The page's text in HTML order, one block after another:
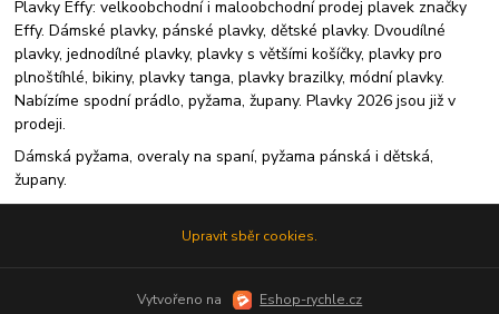
Plavky Effy: velkoobchodní i maloobchodní prodej plavek značky
Effy. Dámské plavky, pánské plavky, dětské plavky. Dvoudílné
plavky, jednodílné plavky, plavky s většími košíčky, plavky pro
plnoštíhlé, bikiny, plavky tanga, plavky brazilky, módní plavky.
Nabízíme spodní prádlo, pyžama, župany. Plavky 2026 jsou již v
prodeji.
Dámská pyžama, overaly na spaní, pyžama pánská i dětská,
župany.
Upravit sběr cookies.
Vytvořeno na Eshop-rychle.cz